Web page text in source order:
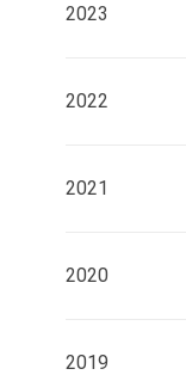
2023
2022
2021
2020
2019